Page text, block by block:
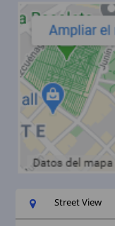
Street View